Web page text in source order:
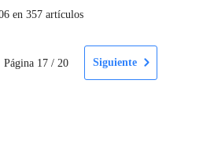
en 357 artículos
Página 17 / 20 Siguiente